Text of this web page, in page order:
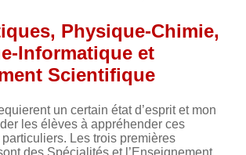
Physique-Chimie,
Informatique et
Scientifique
un certain état d’esprit et mon
les élèves à appréhender ces
Les trois premières
des Spécialités et l’Enseignement